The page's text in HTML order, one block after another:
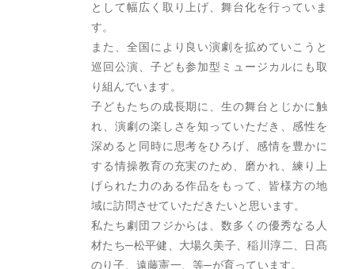
として幅広く取り上げ、舞台化を行っていま
す。
また、全国により良い演劇を拡めていこうと
巡回公演、子ども参加型ミュージカルにも取
り組んでいます。
子どもたちの成長期に、生の舞台とじかに触
れ、演劇の楽しさを知っていただき、感性を
深めると同時に思考をひろげ、感情を豊かに
する情操教育の充実のため、磨かれ、練り上
げられた力のある作品をもって、皆様方の地
域に訪問させていただきたいと思います。
私たち劇団フジからは、数多くの優秀なる人
材たち─松平健、大場久美子、稲川淳二、日髙
のり子、遠藤憲一、等─が育っています。